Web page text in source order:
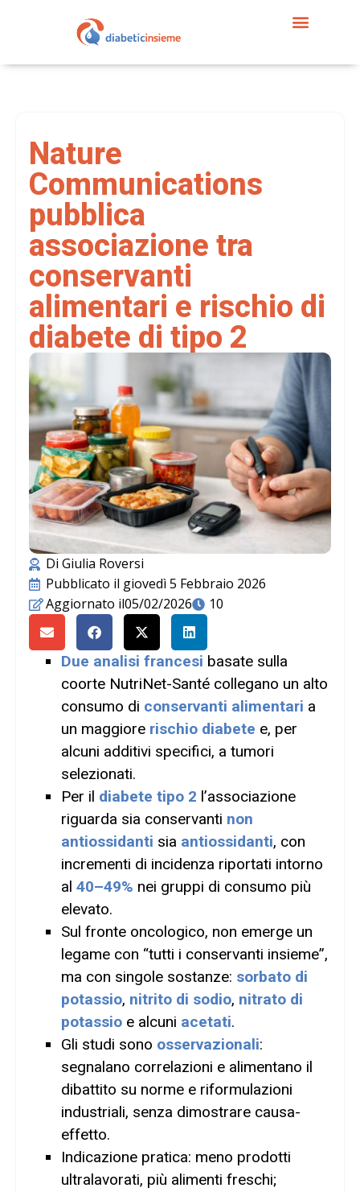
Nature
Communications
pubblica
associazione tra
conservanti
alimentari e rischio di
diabete di tipo 2
Di Giulia Roversi
Pubblicato il giovedì 5 Febbraio 2026
Aggiornato il05/02/2026
10
Due analisi francesi basate sulla
coorte NutriNet-Santé collegano un alto
consumo di conservanti alimentari a
un maggiore rischio diabete e, per
alcuni additivi specifici, a tumori
selezionati.
Per il diabete tipo 2 l’associazione
riguarda sia conservanti non
antiossidanti sia antiossidanti, con
incrementi di incidenza riportati intorno
al 40–49% nei gruppi di consumo più
elevato.
Sul fronte oncologico, non emerge un
legame con “tutti i conservanti insieme”,
ma con singole sostanze: sorbato di
potassio, nitrito di sodio, nitrato di
potassio e alcuni acetati.
Gli studi sono osservazionali:
segnalano correlazioni e alimentano il
dibattito su norme e riformulazioni
industriali, senza dimostrare causa-
effetto.
Indicazione pratica: meno prodotti
ultralavorati, più alimenti freschi;